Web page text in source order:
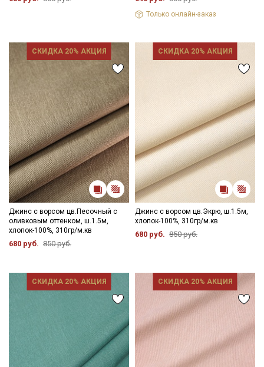
Только онлайн-заказ
СКИДКА 20% АКЦИЯ
Джинс с ворсом цв.Песочный с
оливковым оттенком, ш.1.5м,
хлопок-100%, 310гр/м.кв
680 руб. 850 руб.
СКИДКА 20% АКЦИЯ
Джинс с ворсом цв.Экрю, ш.1.5м,
хлопок-100%, 310гр/м.кв
680 руб. 850 руб.
СКИДКА 20% АКЦИЯ СКИДКА 20% АКЦИЯ